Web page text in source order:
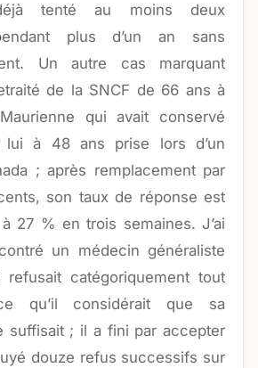
tenté au moins deux
plus d’un an sans
Un autre cas marquant
de la SNCF de 66 ans à
qui avait conservé
à 48 ans prise lors d’un
; après remplacement par
son taux de réponse est
27 % en trois semaines. J’ai
un médecin généraliste
catégoriquement tout
qu’il considérait que sa
suffisait ; il a fini par accepter
douze refus successifs sur